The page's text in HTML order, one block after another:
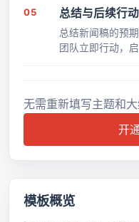
05 总结与后续行动
总结新闻稿的预
团队立即行动，
无需重新填写主题和
开
模板概览